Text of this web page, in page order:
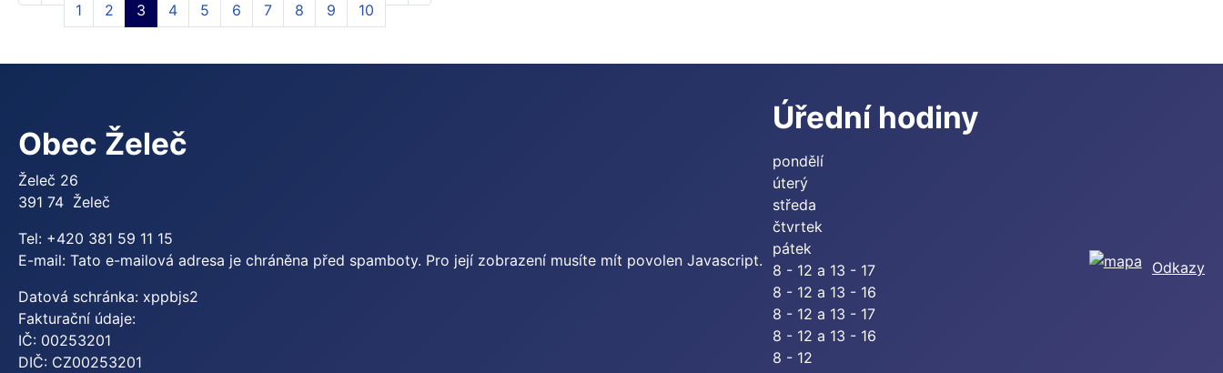
1 2 3 4 5 6 7 8 9 10
Obec Želeč
Želeč 26
391 74 Želeč
Tel: +420 381 59 11 15
E-mail: Tato e-mailová adresa je chráněna před spamboty. Pro její zobrazení musíte mít povolen Javascript.
Datová schránka: xppbjs2
Fakturační údaje:
IČ: 00253201
DIČ: CZ00253201
Úřední hodiny
pondělí
úterý
středa
čtvrtek
pátek
8 - 12 a 13 - 17
8 - 12 a 13 - 16
8 - 12 a 13 - 17
8 - 12 a 13 - 16
8 - 12
Odkazy